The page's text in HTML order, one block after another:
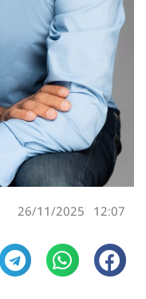
12:07
26/11/2025